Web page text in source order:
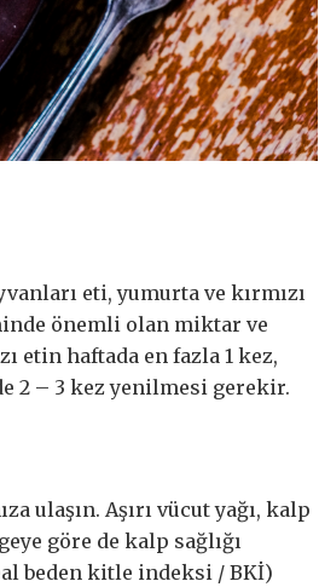
eti, yumurta ve kırmızı
önemli olan miktar ve
etin haftada en fazla 1 kez,
2 – 3 kez yenilmesi gerekir.
ulaşın. Aşırı vücut yağı, kalp
göre de kalp sağlığı
beden kitle indeksi / BKİ)